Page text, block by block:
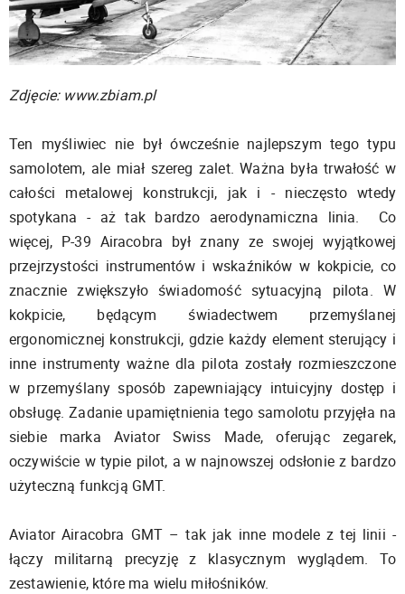
Zdjęcie: www.zbiam.pl
Ten myśliwiec nie był ówcześnie najlepszym tego typu
samolotem, ale miał szereg zalet. Ważna była trwałość w
całości metalowej konstrukcji, jak i - nieczęsto wtedy
spotykana - aż tak bardzo aerodynamiczna linia. Co
więcej, P-39 Airacobra był znany ze swojej wyjątkowej
przejrzystości instrumentów i wskaźników w kokpicie, co
znacznie zwiększyło świadomość sytuacyjną pilota. W
kokpicie, będącym świadectwem przemyślanej
ergonomicznej konstrukcji, gdzie każdy element sterujący i
inne instrumenty ważne dla pilota zostały rozmieszczone
w przemyślany sposób zapewniający intuicyjny dostęp i
obsługę. Zadanie upamiętnienia tego samolotu przyjęła na
siebie marka Aviator Swiss Made, oferując zegarek,
oczywiście w typie pilot, a w najnowszej odsłonie z bardzo
użyteczną funkcją GMT.
Aviator Airacobra GMT – tak jak inne modele z tej linii -
łączy militarną precyzję z klasycznym wyglądem. To
zestawienie, które ma wielu miłośników.